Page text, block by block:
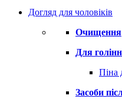
Догляд для чоловіків
Очищення
Для
Піна
Засоби